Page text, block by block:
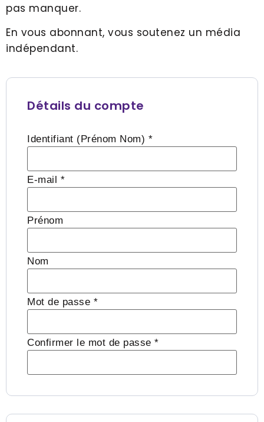
pas manquer.
En vous abonnant, vous soutenez un média
indépendant.
Détails du compte
Identifiant (Prénom Nom) *
E-mail *
Prénom
Nom
Mot de passe *
Confirmer le mot de passe *